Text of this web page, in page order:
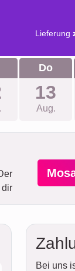
Lieferung
Do
13
Aug.
dir
Bei uns